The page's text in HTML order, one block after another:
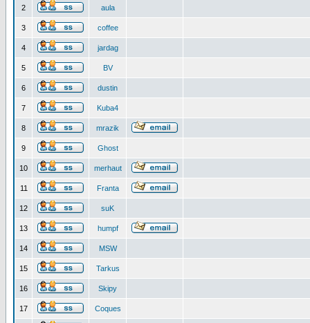
2 aula
3 coffee
4 jardag
5 BV
6 dustin
7 Kuba4
8 mrazik
9 Ghost
10 merhaut
11 Franta
12 suK
13 humpf
14 MSW
15 Tarkus
16 Skipy
17 Coques